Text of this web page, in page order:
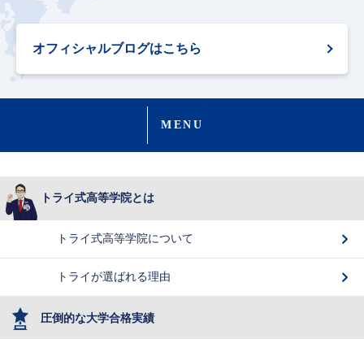
オフィシャルブログはこちら
MENU
トライ式高等学院とは
トライ式高等学院について
トライが選ばれる理由
圧倒的な大学合格実績